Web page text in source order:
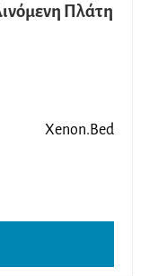
Πλάτη
Xenon.Bed